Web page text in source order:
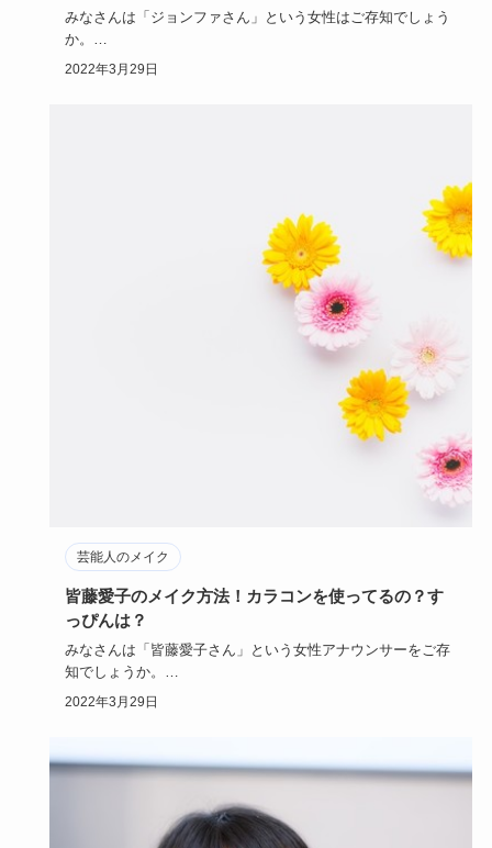
みなさんは「ジョンファさん」という女性はご存知でしょう
か。
EXIDのメンバーであるジョンファさんのメイクが大人っぽく
2022年3月29日
芸能人のメイク
皆藤愛子のメイク方法！カラコンを使ってるの？す
っぴんは？
みなさんは「皆藤愛子さん」という女性アナウンサーをご存
知でしょうか。
皆藤愛子さんのメイクや髪型がとてもかわいいと男女と…
2022年3月29日